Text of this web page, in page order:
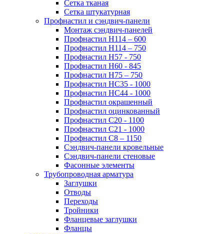
Сетка тканая
Сетка штукатурная
Профнастил и сэндвич-панели
Монтаж сэндвич-панелей
Профнастил Н114 – 600
Профнастил Н114 – 750
Профнастил Н57 - 750
Профнастил Н60 - 845
Профнастил Н75 – 750
Профнастил НС35 - 1000
Профнастил НС44 - 1000
Профнастил окрашенный
Профнастил оцинкованный
Профнастил С20 - 1100
Профнастил С21 - 1000
Профнастил С8 – 1150
Сэндвич-панели кровельные
Сэндвич-панели стеновые
Фасонные элементы
Трубопроводная арматура
Заглушки
Отводы
Переходы
Тройники
Фланцевые заглушки
Фланцы